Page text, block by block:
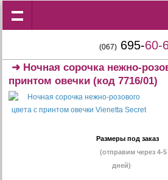
(067) 695-60-
➜ Ночная сорочка нежно-
принтом овечки (код 7716/01)
Размеры под заказ
(отправим через 4-5
дней)